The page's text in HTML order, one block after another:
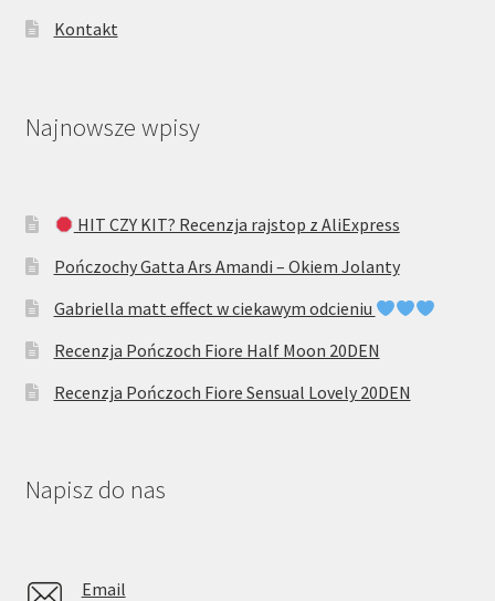
Kontakt
Najnowsze wpisy
HIT CZY KIT? Recenzja rajstop z AliExpress
Pończochy Gatta Ars Amandi – Okiem Jolanty
Gabriella matt effect w ciekawym odcieniu
Recenzja Pończoch Fiore Half Moon 20DEN
Recenzja Pończoch Fiore Sensual Lovely 20DEN
Napisz do nas
Email